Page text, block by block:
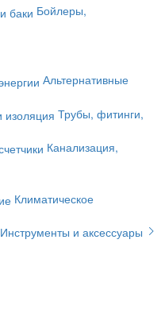
Бойлеры,
Альтернативные
Трубы, фитинги,
Канализация,
Климатическое
Инструменты и аксессуары